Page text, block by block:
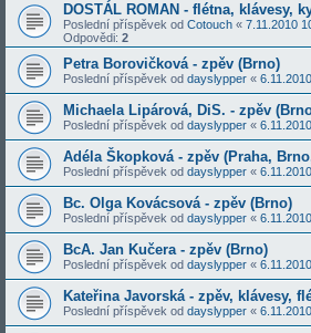
DOSTÁL ROMAN - flétna, klávesy,
Poslední příspěvek od Cotouch « 7.11.2010
Odpovědi: 2
Petra Borovičková - zpěv (Brno)
Poslední příspěvek od dayslypper «
Michaela Lipárová, DiS. - zpěv
Poslední příspěvek od dayslypper «
Adéla Škopková - zpěv (Praha,
Poslední příspěvek od dayslypper «
Bc. Olga Kovácsová - zpěv (Brno)
Poslední příspěvek od dayslypper «
BcA. Jan Kučera - zpěv (Brno)
Poslední příspěvek od dayslypper «
Kateřina Javorská - zpěv, klávesy,
Poslední příspěvek od dayslypper «